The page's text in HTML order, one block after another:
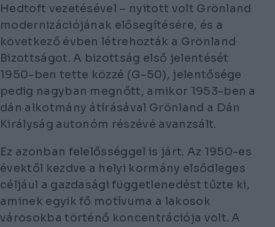
Hedtoft vezetésével – nyitott volt Grönland
modernizációjának elősegítésére, és a
következő évben létrehozták a Grönland
Bizottságot. A bizottság első jelentését
1950-ben tette közzé (G-50), jelentősége
pedig nagyban megnőtt, amikor 1953-ben a
dán alkotmány átírásával Grönland a Dán
Királyság autonóm részévé avanzsált.
Ez azonban felelősséggel is járt. Az 1950-es
évektől kezdve a helyi kormány elsődleges
céljául a gazdasági függetlenedést tűzte ki,
aminek egyik fő motívuma a lakosok
városokba történő koncentrációja volt. A